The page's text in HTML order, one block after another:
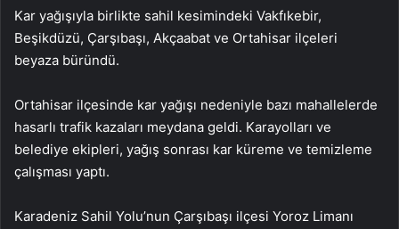
Kar yağışıyla birlikte sahil kesimindeki Vakfıkebir,
Beşikdüzü, Çarşıbaşı, Akçaabat ve Ortahisar ilçeleri
beyaza büründü.
Ortahisar ilçesinde kar yağışı nedeniyle bazı mahallelerde
hasarlı trafik kazaları meydana geldi. Karayolları ve
belediye ekipleri, yağış sonrası kar küreme ve temizleme
çalışması yaptı.
Karadeniz Sahil Yolu’nun Çarşıbaşı ilçesi Yoroz Limanı